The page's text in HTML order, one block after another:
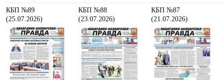
КБП №89
(25.07.2026)
КБП №88
(23.07.2026)
КБП №87
(21.07.2026)